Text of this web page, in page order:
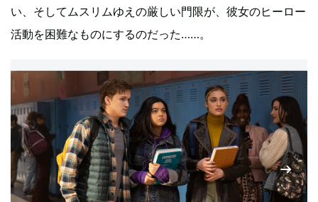
い、そしてムスリムゆえの厳しい門限が、彼女のヒーロー
活動を困難なものにするのだった……。